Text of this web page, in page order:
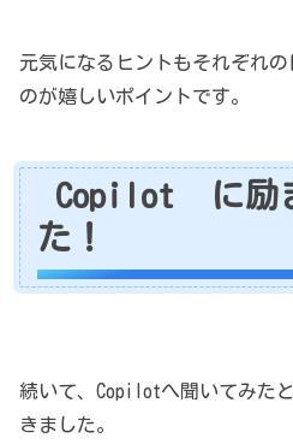
元気になるヒントもそれぞれ
のが嬉しいポイントです。
Copilot に励
た！
続いて、Copilotへ聞いてみた
きました。